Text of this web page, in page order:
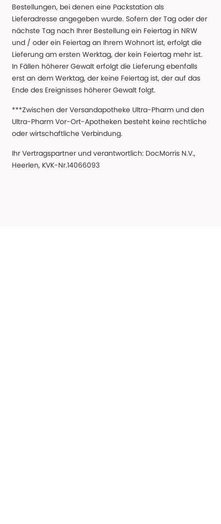
Bestellungen, bei denen eine Packstation als
Lieferadresse angegeben wurde. Sofern der Tag oder der
nächste Tag nach Ihrer Bestellung ein Feiertag in NRW
und / oder ein Feiertag an Ihrem Wohnort ist, erfolgt die
Lieferung am ersten Werktag, der kein Feiertag mehr ist.
In Fällen höherer Gewalt erfolgt die Lieferung ebenfalls
erst an dem Werktag, der keine Feiertag ist, der auf das
Ende des Ereignisses höherer Gewalt folgt.
***Zwischen der Versandapotheke Ultra-Pharm und den
Ultra-Pharm Vor-Ort-Apotheken besteht keine rechtliche
oder wirtschaftliche Verbindung.
Ihr Vertragspartner und verantwortlich: DocMorris N.V.,
Heerlen, KVK-Nr.14066093